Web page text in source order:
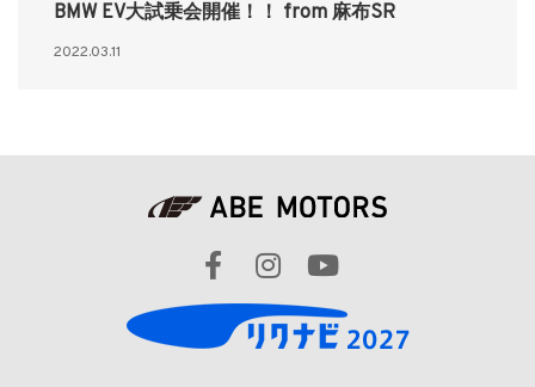
BMW EV大試乗会開催！！ from 麻布SR
2022.03.11